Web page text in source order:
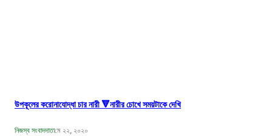
উপকূলের করোনাযোদ্ধা চার নারী 🔻নারীর চোখে সময়টাকে দেখি
নিজস্ব সংবাদদাতামে ২২, ২০২০